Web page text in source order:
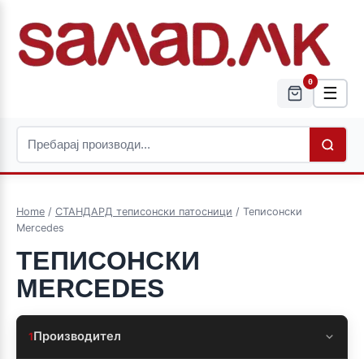
0
☰
Home / СТАНДАРД теписонски патосници / Теписонски
Mercedes
ТЕПИСОНСКИ
MERCEDES
1Производител